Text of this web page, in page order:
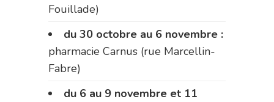
Fouillade)
du 30 octobre au 6 novembre :
pharmacie Carnus (rue Marcellin-
Fabre)
du 6 au 9 novembre et 11